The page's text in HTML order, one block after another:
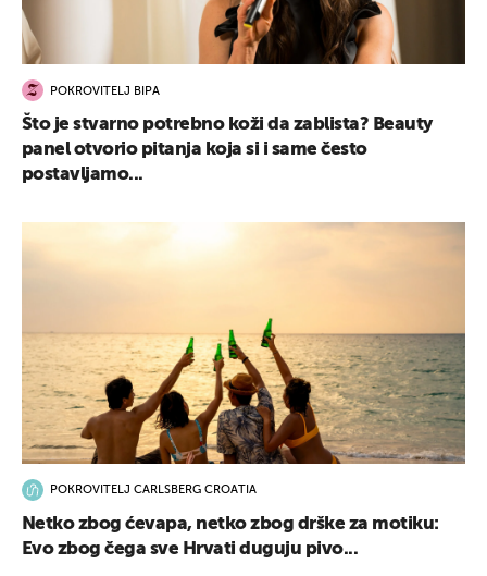
POKROVITELJ BIPA
Što je stvarno potrebno koži da zablista? Beauty
panel otvorio pitanja koja si i same često
postavljamo...
POKROVITELJ CARLSBERG CROATIA
Netko zbog ćevapa, netko zbog drške za motiku:
Evo zbog čega sve Hrvati duguju pivo...